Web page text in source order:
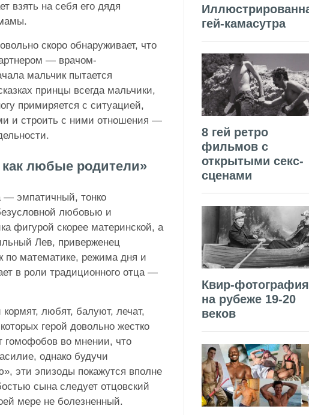
взять на себя его дядя
скоро обнаруживает, что
— врачом-
мальчик пытается
принцы всегда мальчики,
примиряется с ситуацией,
и строить с ними отношения —
любые родители»
— эмпатичный, тонко
любовью и
фигурой скорее материнской, а
Лев, приверженец
по математике, режима дня и
в роли традиционного отца —
любят, балуют, лечат,
герой довольно жестко
гомофобов во мнении, что
однако будучи
эти эпизоды покажутся вполне
сына следует отцовский
мере не болезненный.
гей-камасутра
8 гей ретро
фильмов с
открытыми секс-
сценами
Квир-фотография
на рубеже 19-20
веков